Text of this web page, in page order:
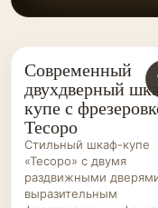
ШКАФЫ-
КУПЕ НА ЗАКАЗ
Современный
двухдверный
купе с
Тесоро
Стильный шкаф-купе
«Тесоро» с двумя
раздвижными
выразительным